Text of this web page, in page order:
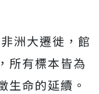
洲大遷徙，館
所有標本皆為
生命的延續。